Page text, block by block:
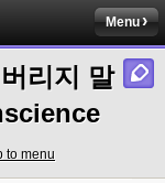
Menu
리지 말
to menu